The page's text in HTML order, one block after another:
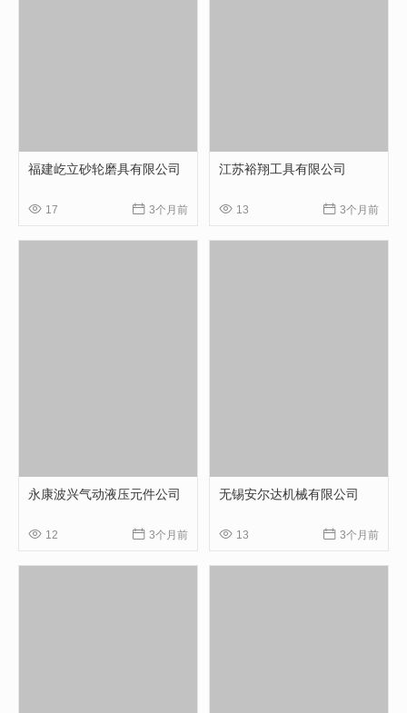
福建屹立砂轮磨具有限公司
 17  3个月前
江苏裕翔工具有限公司
 13  3个月前
永康波兴气动液压元件公司
 12  3个月前
无锡安尔达机械有限公司
 13  3个月前